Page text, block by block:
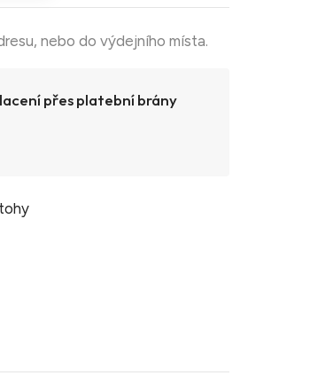
nebo do výdejního místa.
přes platební brány